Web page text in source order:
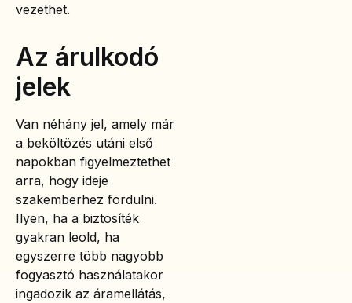
vezethet.
Az árulkodó
jelek
Van néhány jel, amely már
a beköltözés utáni első
napokban figyelmeztethet
arra, hogy ideje
szakemberhez fordulni.
Ilyen, ha a biztosíték
gyakran leold, ha
egyszerre több nagyobb
fogyasztó használatakor
ingadozik az áramellátás,